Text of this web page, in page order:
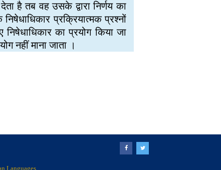
है तब वह उसके द्वारा निर्णय का
प्रक्रियात्मक प्रश्नों
का प्रयोग किया जा
नहीं माना जाता ।
Languages